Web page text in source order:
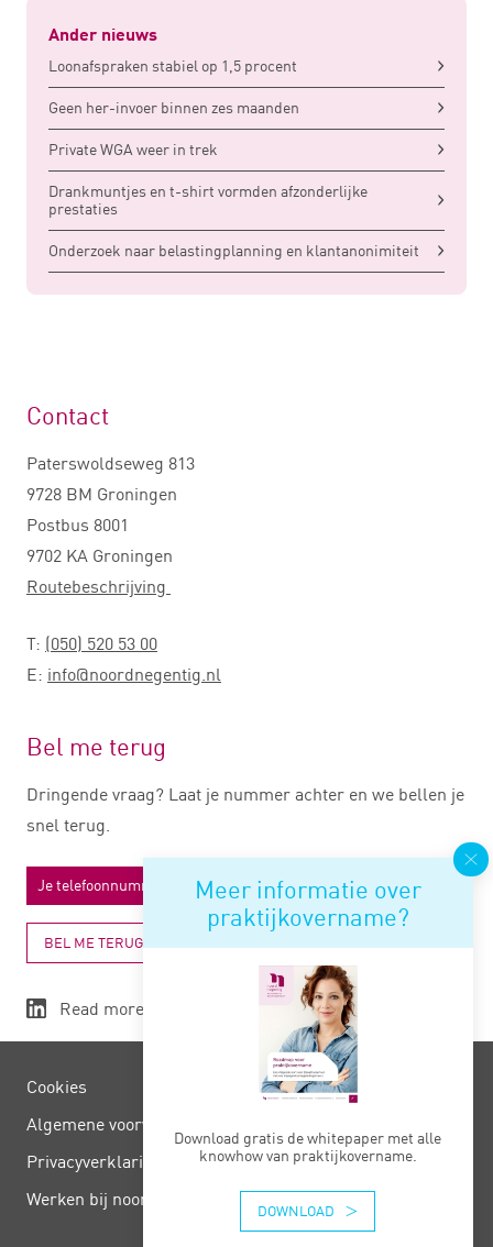
Ander nieuws
Loonafspraken stabiel op 1,5 procent
Geen her-invoer binnen zes maanden
Private WGA weer in trek
Drankmuntjes en t-shirt vormden afzonderlijke
prestaties
Onderzoek naar belastingplanning en klantanonimiteit
Meer informatie over
praktijkovername?
Download gratis de whitepaper met alle
knowhow van praktijkovername.
DOWNLOAD
Contact
Paterswoldseweg 813
9728 BM Groningen
Postbus 8001
9702 KA Groningen
Routebeschrijving
T: (050) 520 53 00
E: info@noordnegentig.nl
Bel me terug
Dringende vraag? Laat je nummer achter en we bellen je
snel terug.
BEL ME TERUG
Read more
Cookies
Algemene voorwaarden
Privacy­verklaring
Werken bij noord negentig